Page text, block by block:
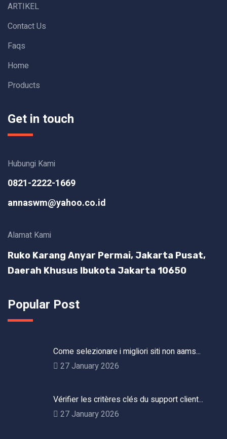
ARTIKEL
Contact Us
Faqs
Home
Products
Get in touch
Hubungi Kami
0821-2222-1669
annaswm@yahoo.co.id
Alamat Kami
Ruko Karang Anyar Permai, Jakarta Pusat,
Daerah Khusus Ibukota Jakarta 10650
Popular Post
Come selezionare i migliori siti non aams...
27 January 2026
Vérifier les critères clés du support client...
27 January 2026